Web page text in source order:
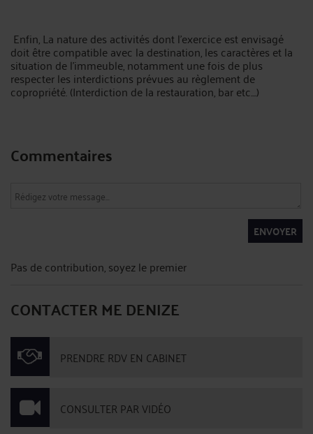
Enfin, La nature des activités dont l’exercice est envisagé
doit être compatible avec la destination, les caractères et la
situation de l’immeuble, notamment une fois de plus
respecter les interdictions prévues au règlement de
copropriété. (Interdiction de la restauration, bar etc....)
Commentaires
ENVOYER
Pas de contribution, soyez le premier
CONTACTER ME DENIZE
PRENDRE RDV EN CABINET
CONSULTER PAR VIDÉO